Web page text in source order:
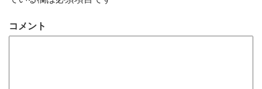
コメント